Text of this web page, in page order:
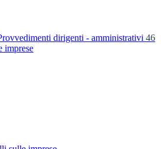
dirigenti - amministrativi 46
imprese